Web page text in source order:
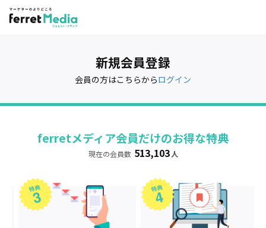
新規会員登録
会員の方はこちらからログイン
ferretメディア会員だけのお得な特典
現在の会員数 513,103 人